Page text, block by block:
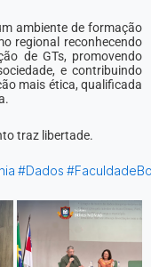
ambiente de formação
regional reconhecendo
de GTs, promovendo
e contribuindo
mais ética, qualificada
traz libertade.
#Dados